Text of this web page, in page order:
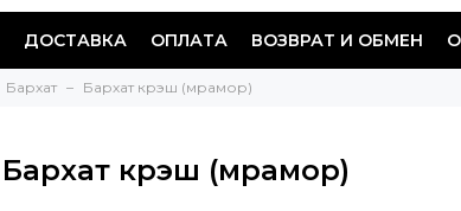
ДОСТАВКА ОПЛАТА ВОЗВРАТ И ОБМЕН
Бархат Бархат крэш (мрамор)
Бархат крэш (мрамор)